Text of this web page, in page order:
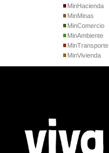
MinHacienda
MinMinas
MinComercio
MinAmbiente
MinTransporte
MinVivienda